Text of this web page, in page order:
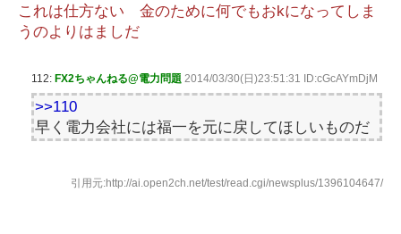
これは仕方ない 金のために何でもおkになってしま
うのよりはましだ
112: FX2ちゃんねる@電力問題 2014/03/30(日)23:51:31 ID:cGcAYmDjM
>>110
早く電力会社には福一を元に戻してほしいものだ
引用元:http://ai.open2ch.net/test/read.cgi/newsplus/1396104647/